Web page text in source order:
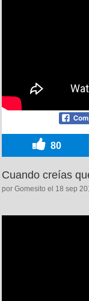
80
Cuando creías
por Gomesito el 18 sep